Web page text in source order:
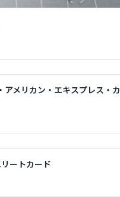
アメリカン・エキスプレス・カ
ートカード